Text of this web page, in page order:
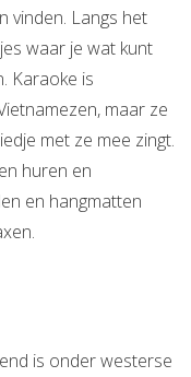
vinden. Langs het
waar je wat kunt
Karaoke is
maar ze
met ze mee zingt.
huren en
en hangmatten
is onder westerse